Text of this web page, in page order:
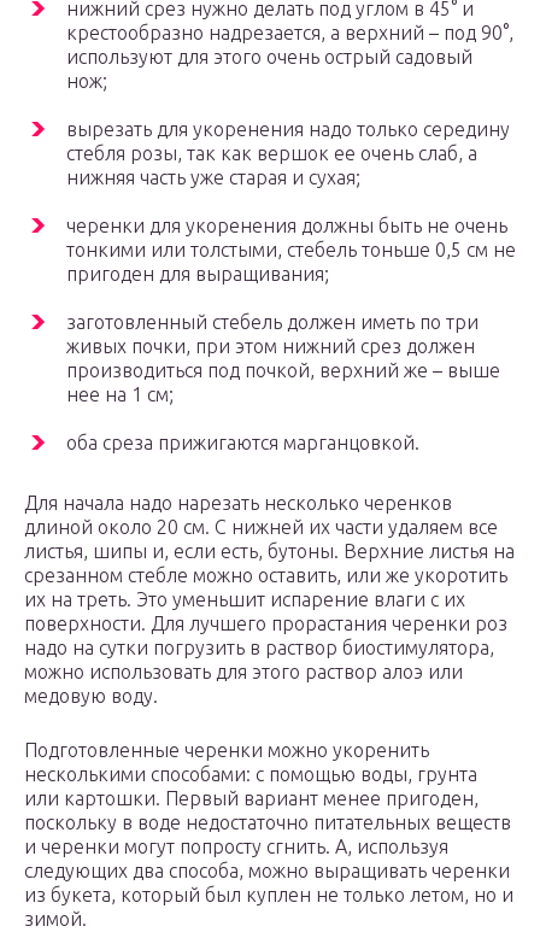
нижний срез нужно делать под углом в 45° и
крестообразно надрезается, а верхний – под 90°,
используют для этого очень острый садовый
нож;
вырезать для укоренения надо только середину
стебля розы, так как вершок ее очень слаб, а
нижняя часть уже старая и сухая;
черенки для укоренения должны быть не очень
тонкими или толстыми, стебель тоньше 0,5 см не
пригоден для выращивания;
заготовленный стебель должен иметь по три
живых почки, при этом нижний срез должен
производиться под почкой, верхний же – выше
нее на 1 см;
оба среза прижигаются марганцовкой.
Для начала надо нарезать несколько черенков
длиной около 20 см. С нижней их части удаляем все
листья, шипы и, если есть, бутоны. Верхние листья на
срезанном стебле можно оставить, или же укоротить
их на треть. Это уменьшит испарение влаги с их
поверхности. Для лучшего прорастания черенки роз
надо на сутки погрузить в раствор биостимулятора,
можно использовать для этого раствор алоэ или
медовую воду.
Подготовленные черенки можно укоренить
несколькими способами: с помощью воды, грунта
или картошки. Первый вариант менее пригоден,
поскольку в воде недостаточно питательных веществ
и черенки могут попросту сгнить. А, используя
следующих два способа, можно выращивать черенки
из букета, который был куплен не только летом, но и
зимой.